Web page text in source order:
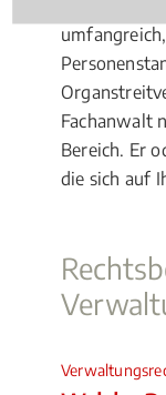
Fachanwalt
Bereich. Er
die sich auf